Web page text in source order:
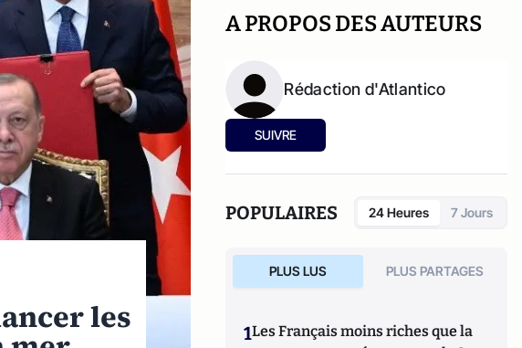
les
A PROPOS DES AUTEURS
Rédaction d'Atlantico
SUIVRE
POPULAIRES 24 Heures 7 Jours
PLUS LUS PLUS PARTAGES
1Les Français moins riches que la